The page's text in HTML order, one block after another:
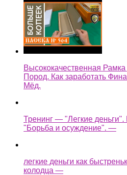
Высококачественная
Пород. Как заработать
Мёд.
Тренинг — "Легкие
"Борьба и осуждение". —
легкие деньги как
колодца —